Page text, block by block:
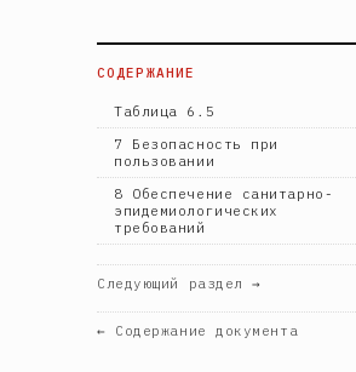
СОДЕРЖАНИЕ
Таблица 6.5
7 Безопасность при
пользовании
8 Обеспечение санитарно-
эпидемиологических
требований
Следующий раздел →
← Содержание документа